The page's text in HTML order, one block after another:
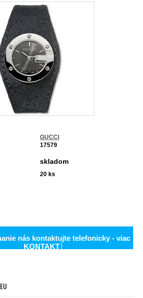
GUCCI
17579
skladom
20 ks
nás kontaktujte telefonicky - viac
KONTAKT│